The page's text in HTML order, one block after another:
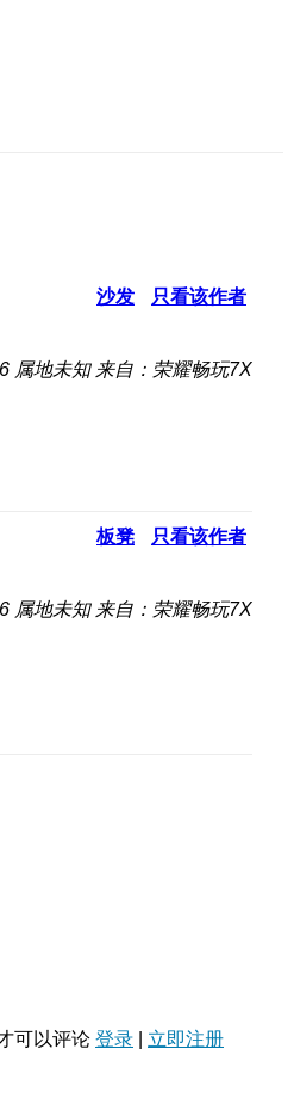
沙发 只看该作者
属地未知 来自：荣耀畅玩7X
板凳 只看该作者
属地未知 来自：荣耀畅玩7X
可以评论 登录 立即注册